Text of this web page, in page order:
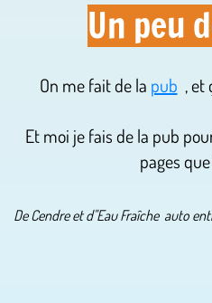
Un peu
On me fait de la pub , et
Et moi je fais de la pub
pages
De Cendre et d''Eau Fraîche auto